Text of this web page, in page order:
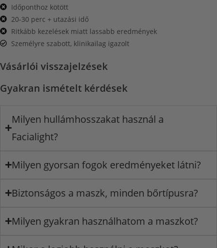
Időponthoz kötött
20-30 perc + utazási idő
Ritkább kezelések miatt lassabb eredmények
Személyre szabott, klinikailag igazolt
Vásárlói visszajelzések
Gyakran ismételt kérdések
Milyen hullámhosszakat használ a
Facialight?
Milyen gyorsan fogok eredményeket látni?
Biztonságos a maszk, minden bőrtípusra?
Milyen gyakran használhatom a maszkot?